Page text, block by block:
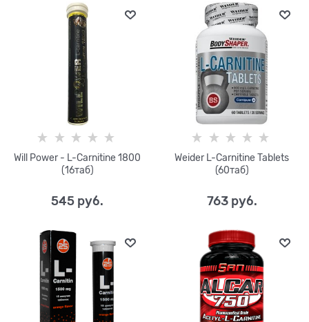
Will Power - L-Carnitine 1800
(16таб)
545 руб.
Weider L-Carnitine Tablets
(60таб)
763 руб.